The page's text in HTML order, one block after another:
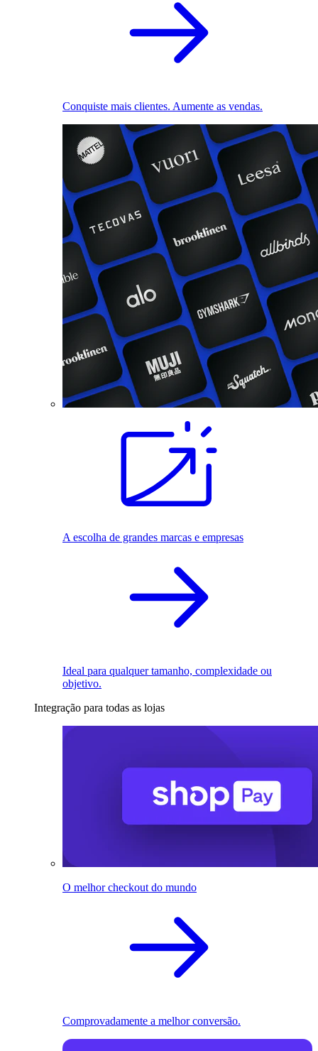
Conquiste mais clientes. Aumente as vendas.
A escolha de grandes marcas e empresas
Ideal para qualquer tamanho, complexidade ou
objetivo.
Integração para todas as lojas
O melhor checkout do mundo
Comprovadamente a melhor conversão.